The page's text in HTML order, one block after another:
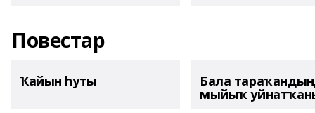
Повестар
Ҡайын һуты Бала тараҡандың
мыйыҡ